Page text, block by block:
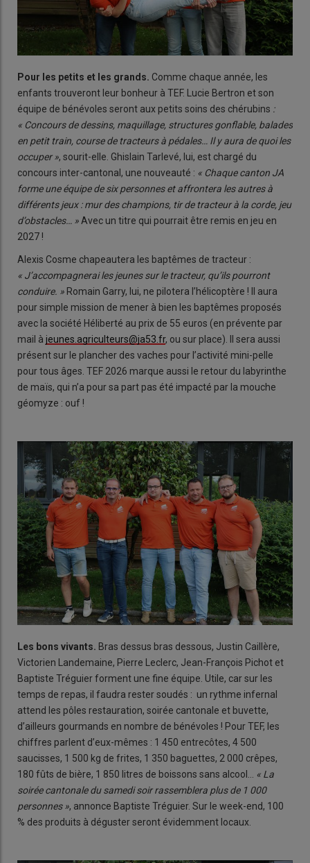
Pour les petits et les grands. Comme chaque année, les
enfants trouveront leur bonheur à TEF. Lucie Bertron et son
équipe de bénévoles seront aux petits soins des chérubins :
« Concours de dessins, maquillage, structures gonflable, balades
en petit train, course de tracteurs à pédales… Il y aura de quoi les
occuper », sourit-elle. Ghislain Tarlevé, lui, est chargé du
concours inter-cantonal, une nouveauté : « Chaque canton JA
forme une équipe de six personnes et affrontera les autres à
différents jeux : mur des champions, tir de tracteur à la corde, jeu
d’obstacles… » Avec un titre qui pourrait être remis en jeu en
2027 !
Alexis Cosme chapeautera les baptêmes de tracteur :
« J’accompagnerai les jeunes sur le tracteur, qu’ils pourront
conduire. » Romain Garry, lui, ne pilotera l’hélicoptère ! Il aura
pour simple mission de mener à bien les baptêmes proposés
avec la société Héliberté au prix de 55 euros (en prévente par
mail à jeunes.agriculteurs@ja53.fr, ou sur place). Il sera aussi
présent sur le plancher des vaches pour l’activité mini-pelle
pour tous âges. TEF 2026 marque aussi le retour du labyrinthe
de maïs, qui n’a pour sa part pas été impacté par la mouche
géomyze : ouf !
Les bons vivants. Bras dessus bras dessous, Justin Caillère,
Victorien Landemaine, Pierre Leclerc, Jean-François Pichot et
Baptiste Tréguier forment une fine équipe. Utile, car sur les
temps de repas, il faudra rester soudés : un rythme infernal
attend les pôles restauration, soirée cantonale et buvette,
d’ailleurs gourmands en nombre de bénévoles ! Pour TEF, les
chiffres parlent d’eux-mêmes : 1 450 entrecôtes, 4 500
saucisses, 1 500 kg de frites, 1 350 baguettes, 2 000 crêpes,
180 fûts de bière, 1 850 litres de boissons sans alcool… « La
soirée cantonale du samedi soir rassemblera plus de 1 000
personnes », annonce Baptiste Tréguier. Sur le week-end, 100
% des produits à déguster seront évidemment locaux.